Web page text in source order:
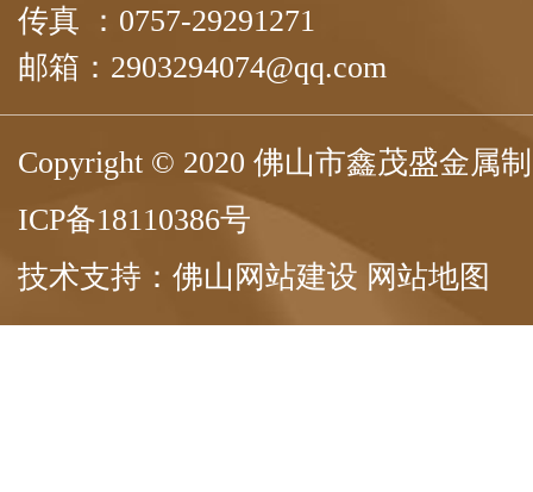
传真 ：0757-29291271
邮箱：2903294074@qq.com
Copyright © 2020 佛山市鑫茂盛金属
ICP备18110386号
技术支持： 佛山网站建设 网站地图